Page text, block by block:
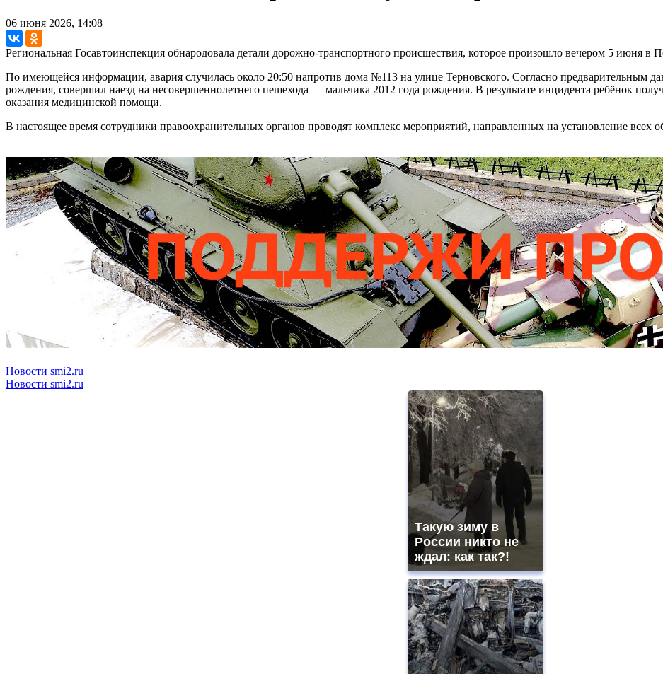
06 июня 2026, 14:08
Региональная Госавтоинспекция обнародовала детали дорожно-транспортного происшествия, которое произошло вечером 5 июня в
По имеющейся информации, авария случилась около 20:50 напротив дома №113 на улице Терновского. Согласно предварительным
рождения, совершил наезд на несовершеннолетнего пешехода — мальчика 2012 года рождения. В результате инцидента ребёнок
оказания медицинской помощи.
В настоящее время сотрудники правоохранительных органов проводят комплекс мероприятий, направленных на установление всех
Новости smi2.ru
Новости smi2.ru
Такую зиму в
России никто не
ждал: как так?!